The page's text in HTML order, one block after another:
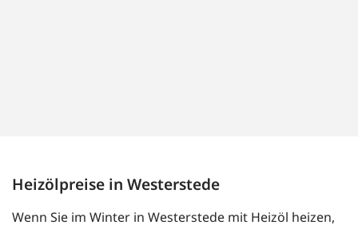
Heizölpreise in Westerstede
Wenn Sie im Winter in Westerstede mit Heizöl heizen,